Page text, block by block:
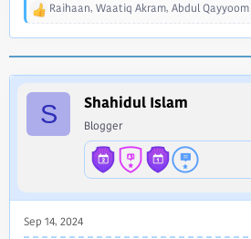
R
Raihaan, Waatiq Akram, Abdul Qayyoom
S Shahidul Islam
Blogger
Sep 14, 2024